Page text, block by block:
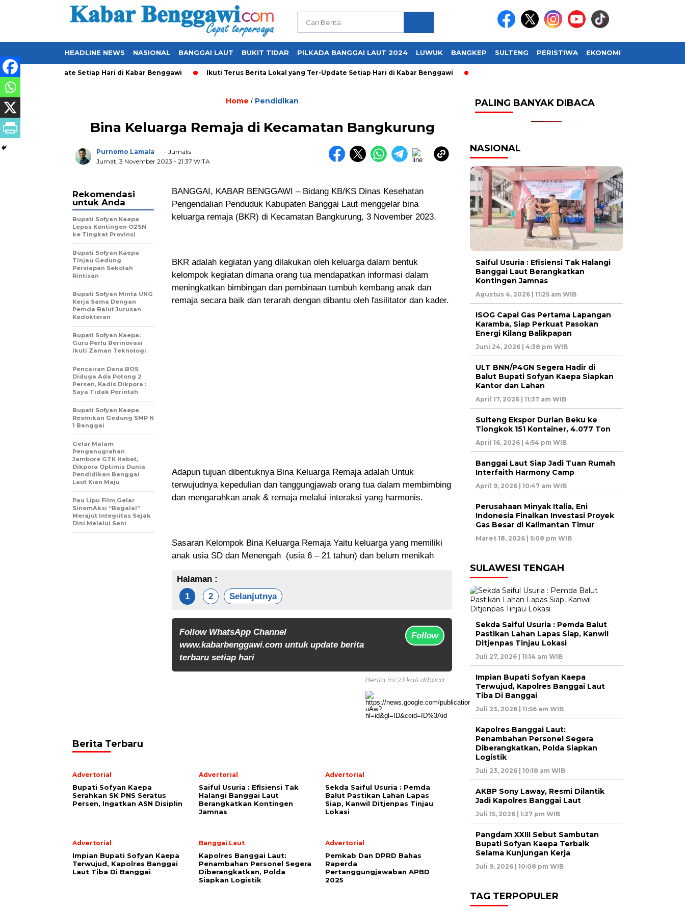
HEADLINE NEWS NASIONAL BANGGAI LAUT BUKIT TIDAR PILKADA BANGGAI LAUT 2024 LUWUK BANGKEP SULTENG PERISTIWA EKONOMI
yang Ter-Update Setiap Hari di Kabar Benggawi Ikuti Terus Berita Lokal yang Ter-Update Setiap Hari di Kabar Benggawi
Home / Pendidikan
Bina Keluarga Remaja di Kecamatan Bangkurung
Purnomo Lamala
- Jurnalis
Jumat, 3 November 2023 - 21:37 WITA
BANGGAI, KABAR BENGGAWI – Bidang KB/KS Dinas Kesehatan
Pengendalian Penduduk Kabupaten Banggai Laut menggelar bina
keluarga remaja (BKR) di Kecamatan Bangkurung, 3 November 2023.
BKR adalah kegiatan yang dilakukan oleh keluarga dalam bentuk
kelompok kegiatan dimana orang tua mendapatkan informasi dalam
meningkatkan bimbingan dan pembinaan tumbuh kembang anak dan
remaja secara baik dan terarah dengan dibantu oleh fasilitator dan kader.
Adapun tujuan dibentuknya Bina Keluarga Remaja adalah Untuk
terwujudnya kepedulian dan tanggungjawab orang tua dalam membimbing
dan mengarahkan anak & remaja melalui interaksi yang harmonis.
Sasaran Kelompok Bina Keluarga Remaja Yaitu keluarga yang memiliki
anak usia SD dan Menengah (usia 6 – 21 tahun) dan belum menikah
Halaman :
1
2 Selanjutnya
Follow WhatsApp Channel
www.kabarbenggawi.com untuk update berita
terbaru setiap hari
Follow
Rekomendasi
untuk Anda
Bupati Sofyan Kaepa
Lepas Kontingen O2SN
ke Tingkat Provinsi
Bupati Sofyan Kaepa
Tinjau Gedung
Persiapan Sekolah
Rintisan
Bupati Sofyan Minta UNG
Kerja Sama Dengan
Pemda Balut Jurusan
Kedokteran
Bupati Sofyan Kaepa:
Guru Perlu Berinovasi
Ikuti Zaman Teknologi
Pencairan Dana BOS
Diduga Ada Potong 2
Persen, Kadis Dikpora :
Saya Tidak Perintah
Bupati Sofyan Kaepa
Resmikan Gedung SMP N
1 Banggai
Gelar Malam
Penganugrahan
Jambore GTK Hebat,
Dikpora Optimis Dunia
Pendidikan Banggai
Laut Kian Maju
Pau Lipu Film Gelar
SinemAksi “Bagalal”
Merajut Integritas Sejak
Dini Melalui Seni
Berita ini 23 kali dibaca
Berita Terbaru
Advertorial
Bupati Sofyan Kaepa
Serahkan SK PNS Seratus
Persen, Ingatkan ASN Disiplin
Advertorial
Saiful Usuria : Efisiensi Tak
Halangi Banggai Laut
Berangkatkan Kontingen
Jamnas
Advertorial
Sekda Saiful Usuria : Pemda
Balut Pastikan Lahan Lapas
Siap, Kanwil Ditjenpas Tinjau
Lokasi
Advertorial
Impian Bupati Sofyan Kaepa
Terwujud, Kapolres Banggai
Laut Tiba Di Banggai
Banggai Laut
Kapolres Banggai Laut:
Penambahan Personel Segera
Diberangkatkan, Polda
Siapkan Logistik
Advertorial
Pemkab Dan DPRD Bahas
Raperda
Pertanggungjawaban APBD
2025
PALING BANYAK DIBACA
NASIONAL
Saiful Usuria : Efisiensi Tak Halangi
Banggai Laut Berangkatkan
Kontingen Jamnas
Agustus 4, 2026 | 11:25 am WIB
ISOG Capai Gas Pertama Lapangan
Karamba, Siap Perkuat Pasokan
Energi Kilang Balikpapan
Juni 24, 2026 | 4:38 pm WIB
ULT BNN/P4GN Segera Hadir di
Balut Bupati Sofyan Kaepa Siapkan
Kantor dan Lahan
April 17, 2026 | 11:37 am WIB
Sulteng Ekspor Durian Beku ke
Tiongkok 151 Kontainer, 4.077 Ton
April 16, 2026 | 4:54 pm WIB
Banggai Laut Siap Jadi Tuan Rumah
Interfaith Harmony Camp
April 9, 2026 | 10:47 am WIB
Perusahaan Minyak Italia, Eni
Indonesia Finalkan Investasi Proyek
Gas Besar di Kalimantan Timur
Maret 18, 2026 | 5:08 pm WIB
SULAWESI TENGAH
Sekda Saiful Usuria : Pemda Balut
Pastikan Lahan Lapas Siap, Kanwil
Ditjenpas Tinjau Lokasi
Juli 27, 2026 | 11:14 am WIB
Impian Bupati Sofyan Kaepa
Terwujud, Kapolres Banggai Laut
Tiba Di Banggai
Juli 23, 2026 | 11:56 am WIB
Kapolres Banggai Laut:
Penambahan Personel Segera
Diberangkatkan, Polda Siapkan
Logistik
Juli 23, 2026 | 10:18 am WIB
AKBP Sony Laway, Resmi Dilantik
Jadi Kapolres Banggai Laut
Juli 15, 2026 | 1:27 pm WIB
Pangdam XXIII Sebut Sambutan
Bupati Sofyan Kaepa Terbaik
Selama Kunjungan Kerja
Juli 9, 2026 | 10:08 pm WIB
TAG TERPOPULER